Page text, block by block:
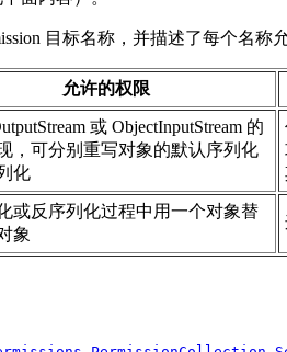
目标名称，并描述了每个名
允许的权限
或 ObjectInputStream 的
，可分别重写对象的默认序列化
化
或反序列化过程中用一个对象替
象